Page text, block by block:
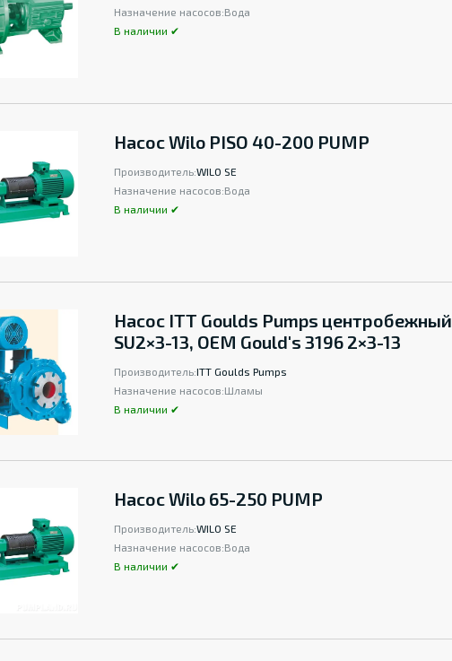
Назначение насосов:Вода
В наличии ✔
Насос Wilo PISO 40-200 PUMP
Производитель:WILO SE
Назначение насосов:Вода
В наличии ✔
Насос ITT Goulds Pumps центробежный
SU2×3-13, OEM Gould's 3196 2×3-13
Производитель:ITT Goulds Pumps
Назначение насосов:Шламы
В наличии ✔
Насос Wilo 65-250 PUMP
Производитель:WILO SE
Назначение насосов:Вода
В наличии ✔